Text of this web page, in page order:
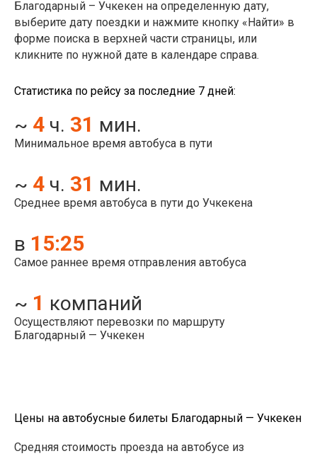
Благодарный – Учкекен на определенную дату,
выберите дату поездки и нажмите кнопку «Найти» в
форме поиска в верхней части страницы, или
кликните по нужной дате в календаре справа.
Статистика по рейсу за последние 7 дней:
~ 4 ч. 31 мин.
Минимальное время автобуса в пути
~ 4 ч. 31 мин.
Среднее время автобуса в пути до Учкекена
в 15:25
Самое раннее время отправления автобуса
~ 1 компаний
Осуществляют перевозки по маршруту
Благодарный — Учкекен
Цены на автобусные билеты Благодарный — Учкекен
Средняя стоимость проезда на автобусе из